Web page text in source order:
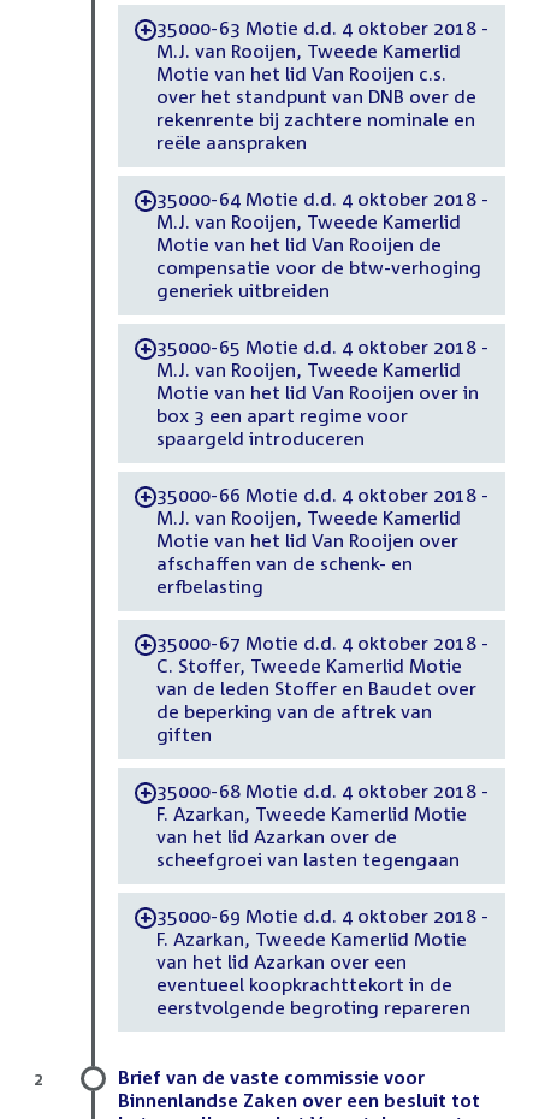
-35000-63 Motie d.d. 4 oktober 2018 -
M.J. van Rooijen, Tweede Kamerlid
Motie van het lid Van Rooijen c.s.
over het standpunt van DNB over de
rekenrente bij zachtere nominale en
reële aanspraken
-35000-64 Motie d.d. 4 oktober 2018 -
M.J. van Rooijen, Tweede Kamerlid
Motie van het lid Van Rooijen de
compensatie voor de btw-verhoging
generiek uitbreiden
-35000-65 Motie d.d. 4 oktober 2018 -
M.J. van Rooijen, Tweede Kamerlid
Motie van het lid Van Rooijen over in
box 3 een apart regime voor
spaargeld introduceren
-35000-66 Motie d.d. 4 oktober 2018 -
M.J. van Rooijen, Tweede Kamerlid
Motie van het lid Van Rooijen over
afschaffen van de schenk- en
erfbelasting
-35000-67 Motie d.d. 4 oktober 2018 -
C. Stoffer, Tweede Kamerlid Motie
van de leden Stoffer en Baudet over
de beperking van de aftrek van
giften
-35000-68 Motie d.d. 4 oktober 2018 -
F. Azarkan, Tweede Kamerlid Motie
van het lid Azarkan over de
scheefgroei van lasten tegengaan
-35000-69 Motie d.d. 4 oktober 2018 -
F. Azarkan, Tweede Kamerlid Motie
van het lid Azarkan over een
eventueel koopkrachttekort in de
eerstvolgende begroting repareren
Brief van de vaste commissie voor
Binnenlandse Zaken over een besluit tot
2